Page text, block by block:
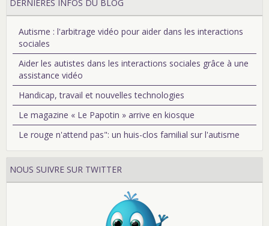
DERNIÈRES INFOS DU BLOG
Autisme : l'arbitrage vidéo pour aider dans les interactions
sociales
Aider les autistes dans les interactions sociales grâce à une
assistance vidéo
Handicap, travail et nouvelles technologies
Le magazine « Le Papotin » arrive en kiosque
Le rouge n'attend pas": un huis-clos familial sur l'autisme
NOUS SUIVRE SUR TWITTER